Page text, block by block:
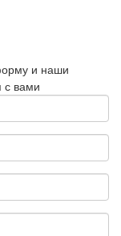
и наши
с вами